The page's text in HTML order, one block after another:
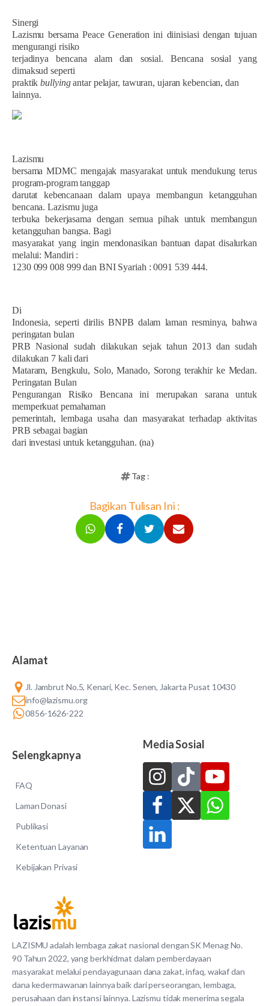
Sinergi
Lazismu bersama Peace Generation ini diinisiasi dengan tujuan
mengurangi risiko
terjadinya bencana alam dan sosial. Bencana sosial yang
dimaksud seperti
praktikbullyingantar pelajar, tawuran, ujaran kebencian, dan
lainnya.
Lazismu
bersama MDMC mengajak masyarakat untuk mendukung terus
program-program tanggap
darutat kebencanaan dalam upaya membangun ketangguhan
bencana. Lazismu juga
terbuka bekerjasama dengan semua pihak untuk membangun
ketangguhan bangsa. Bagi
masyarakat yang ingin mendonasikan bantuan dapat disalurkan
melalui: Mandiri :
1230 099 008 999 dan BNI Syariah : 0091 539 444.
Di
Indonesia, seperti dirilis BNPB dalam laman resminya, bahwa
peringatan bulan
PRB Nasional sudah dilakukan sejak tahun 2013 dan sudah
dilakukan 7 kali dari
Mataram, Bengkulu, Solo, Manado, Sorong terakhir ke Medan.
Peringatan Bulan
Pengurangan Risiko Bencana ini merupakan sarana untuk
memperkuat pemahaman
pemerintah, lembaga usaha dan masyarakat terhadap aktivitas
PRB sebagai bagian
dari investasi untuk ketangguhan. (na)
Tag :
Bagikan Tulisan Ini :
LAZISMU adalah lembaga zakat nasional dengan SK Menag No.
90 Tahun 2022, yang berkhidmat dalam pemberdayaan
masyarakat melalui pendayagunaan dana zakat, infaq, wakaf dan
dana kedermawanan lainnya baik dari perseorangan, lembaga,
perusahaan dan instansi lainnya. Lazismu tidak menerima segala
Alamat
Jl. Jambrut No.5, Kenari, Kec. Senen, Jakarta Pusat 10430
info@lazismu.org
0856-1626-222
Selengkapnya
FAQ
Laman Donasi
Publikasi
Ketentuan Layanan
Kebijakan Privasi
Media Sosial